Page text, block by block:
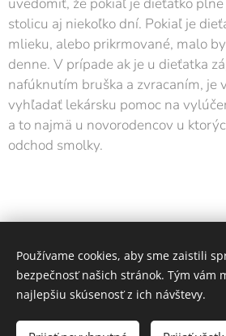
stolicu aj niekoľko dní. Pokiaľ je
mlieku, alebo prikrmované, malo
denne. V prípade ak je u dieťatka
nafúknutím bruška a zvracaním, je
vyhľadať lekársku pomoc na
a to najmä u novorodencov u
odchod smolky.
PED-Čadca,s.r.o.
Používame cookies, aby sme zaistili
bezpečnosť našich stránok. Tým vám
najlepšiu skúsenosť z ich návštevy.